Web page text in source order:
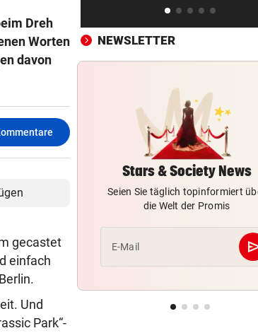
Dreh
Worten
davon
gecastet
einfach
Und
Park“-
Österreich verliert EM-Test
Montenegro 0:3!
Häfen stoppen
2. LIGA – 2. RUNDE
3:0! Absteiger BW Linz
Wacker Innsbruck ab
Hinterseer über VAR: „Ist ein
WEGEN CEUTA-KRISE vor 8
Spanien kontert: Jetzt
NEWSLETTER
Stars & Society News
Seien Sie täglich topinformiert
die Welt der Promis
E-Mail